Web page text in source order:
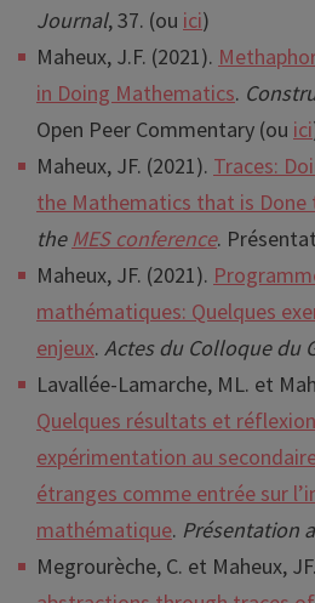
Journal, 37. (ou ici)
Maheux, J.F. (2021).
in Doing Mathematics.
Open Peer Commentary (ou ici
Maheux, JF. (2021). Traces:
the Mathematics that is Done
the MES conference.
Maheux, JF. (2021).
mathématiques: Quelques
enjeux. Actes du Colloque du
Lavallée-Lamarche, ML. et
Quelques résultats et
expérimentation au
étranges comme entrée sur
mathématique. Présentation
Megrourèche, C. et Maheux,